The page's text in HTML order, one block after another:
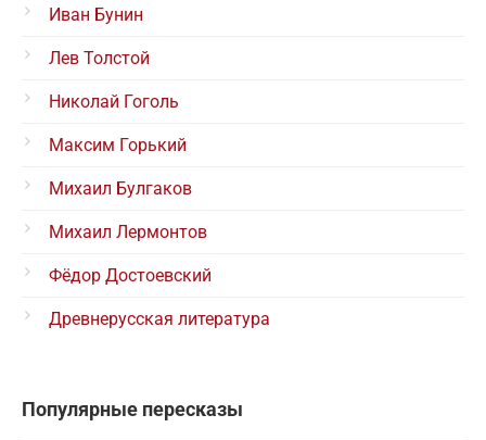
Иван Бунин
Лев Толстой
Николай Гоголь
Максим Горький
Михаил Булгаков
Михаил Лермонтов
Фёдор Достоевский
Древнерусская литература
Популярные пересказы